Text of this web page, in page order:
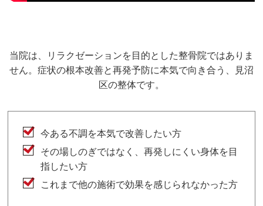
当院は、リラクゼーションを目的とした整骨院ではありま
せん。症状の根本改善と再発予防に本気で向き合う、見沼
区の整体です。
今ある不調を本気で改善したい方
その場しのぎではなく、再発しにくい身体を目
指したい方
これまで他の施術で効果を感じられなかった方